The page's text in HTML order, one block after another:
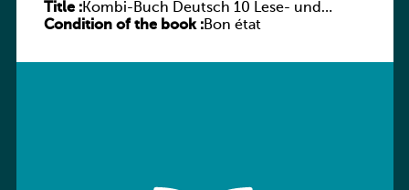
Title :Kombi-Buch Deutsch 10 Lese- und
Sprachbuch
Condition of the book :Bon état